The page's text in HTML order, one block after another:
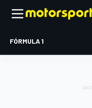
FÓRMULA 1